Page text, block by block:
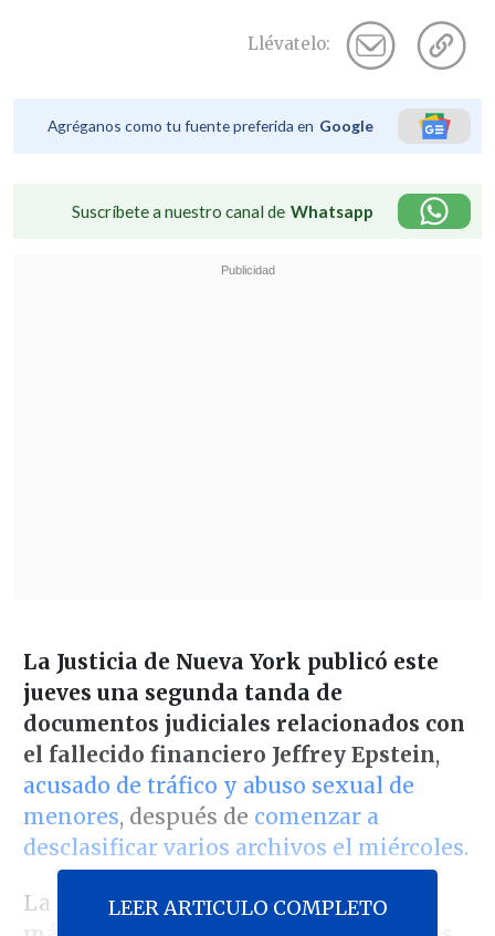
Llévatelo:
Agréganos como tu fuente preferida en Google
Suscríbete a nuestro canal de Whatsapp
La Justicia de Nueva York publicó este
jueves una segunda tanda de
documentos judiciales relacionados con
el fallecido financiero Jeffrey Epstein,
acusado de tráfico y abuso sexual de
menores, después de comenzar a
desclasificar varios archivos el miércoles.
La nueva tanda incluye en totalalgo
LEER ARTICULO COMPLETO